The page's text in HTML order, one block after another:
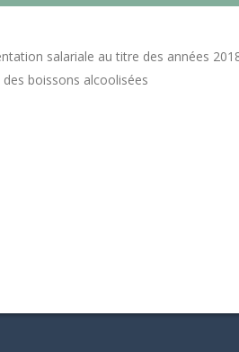
salariale au titre des années
boissons alcoolisées